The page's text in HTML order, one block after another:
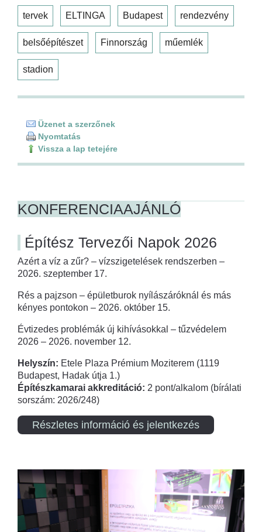
tervek ELTINGA Budapest rendezvény
belsőépítészet Finnország műemlék
stadion
Üzenet a szerzőnek
Nyomtatás
Vissza a lap tetejére
KONFERENCIAAJÁNLÓ
Építész Tervezői Napok 2026
Azért a víz a zűr? – vízszigetelések rendszerben –
2026. szeptember 17.
Rés a pajzson – épületburok nyílászáróknál és más
kényes pontokon – 2026. október 15.
Évtizedes problémák új kihívásokkal – tűzvédelem
2026 – 2026. november 12.
Helyszín: Etele Plaza Prémium Moziterem (1119
Budapest, Hadak útja 1.)
Építészkamarai akkreditáció: 2 pont/alkalom (bírálati
sorszám: 2026/248)
Részletes információ és jelentkezés